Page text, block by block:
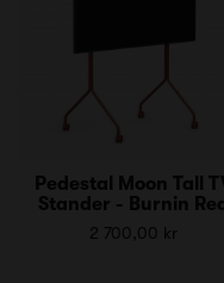
Pedestal Moon Tall
Stander - Burnin Red
2 700,00 kr